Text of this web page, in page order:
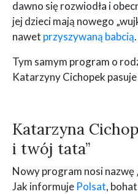
dawno się rozwiodła i
jej dzieci mają nowego
nawet przyszywaną babcią.
Tym samym program o
Katarzyny Cichopek pasuje
Katarzyna
i twój tata”
Nowy program nosi nazwę
Jak informuje Polsat,